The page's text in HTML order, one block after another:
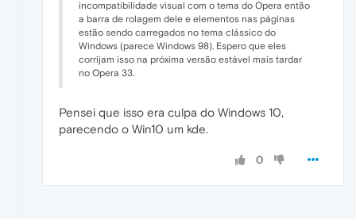
incompatibilidade visual com o tema do Opera então
a barra de rolagem dele e elementos nas páginas
estão sendo carregados no tema clássico do
Windows (parece Windows 98). Espero que eles
corrijam isso na próxima versão estável mais tardar
no Opera 33.
Pensei que isso era culpa do Windows 10,
parecendo o Win10 um kde.
0